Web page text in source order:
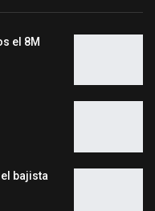
el 8M
bajista